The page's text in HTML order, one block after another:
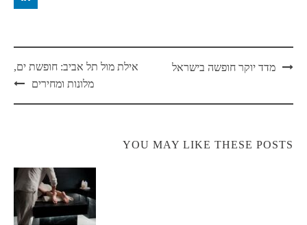
Postמדד יוקר חופשה בישראל
אילת מול תל אביב: חופשת ים,
מלונות ומחירים
YOU MAY LIKE THESE POSTS